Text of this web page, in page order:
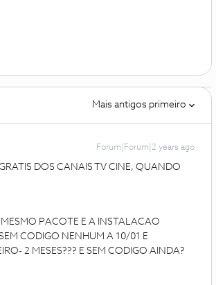
Mais antigos primeiro
Forum|Forum|2 years ago
DOS CANAIS TV CINE, QUANDO
PACOTE E A INSTALACAO
CODIGO NENHUM A 10/01 E
2 MESES??? E SEM CODIGO AINDA?